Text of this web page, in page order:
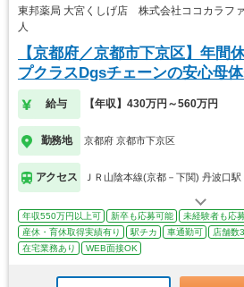
東邦薬局 大宮くしげ店 株式会社ココカラフ
人
【京都府／京都市下京区】年間
プクラスDgsチェーンの安心母
給与 【年収】430万円～560万円
勤務地 京都府 京都市下京区
アクセス ＪＲ山陰本線(京都－下関) 丹波口駅
年収550万円以上可 新卒も応募可能 未経験者も応
産休・育休取得実績有り
駅チカ 車通勤可 店舗数
在宅業務あり
WEB面接OK